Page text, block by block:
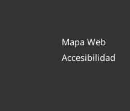
Mapa Web
Accesibilidad